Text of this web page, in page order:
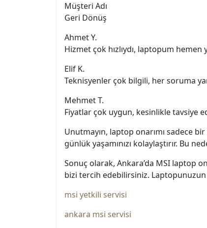
Müşteri Adı
Geri Dönüş
Ahmet Y.
Hizmet çok hızlıydı, laptopum hemen
Elif K.
Teknisyenler çok bilgili, her soruma
Mehmet T.
Fiyatlar çok uygun, kesinlikle tavsiye
Unutmayın, laptop onarımı sadece
günlük yaşamınızı kolaylaştırır. Bu
Sonuç olarak, Ankara’da MSI laptop
bizi tercih edebilirsiniz.
msi yetkili servisi
ankara msi servisi